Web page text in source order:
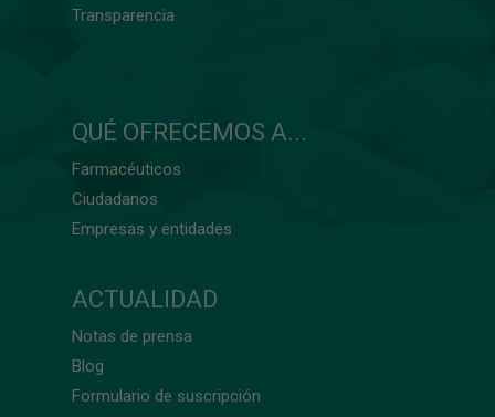
Transparencia
QUÉ OFRECEMOS A...
Farmacéuticos
Ciudadanos
Empresas y entidades
ACTUALIDAD
Notas de prensa
Blog
Formulario de suscripción